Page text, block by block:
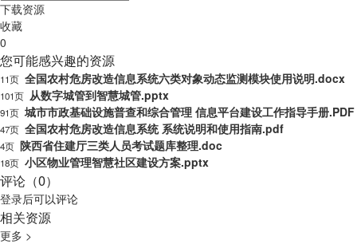
下载资源
收藏
0
您可能感兴趣的资源
11页 全国农村危房改造信息系统六类对象动态监测模块使用说明.docx
101页 从数字城管到智慧城管.pptx
91页 城市市政基础设施普查和综合管理 信息平台建设工作指导手册.PDF
47页 全国农村危房改造信息系统 系统说明和使用指南.pdf
4页 陕西省住建厅三类人员考试题库整理.doc
18页 小区物业管理智慧社区建设方案.pptx
评论（0）
登录后可以评论
相关资源
更多 >